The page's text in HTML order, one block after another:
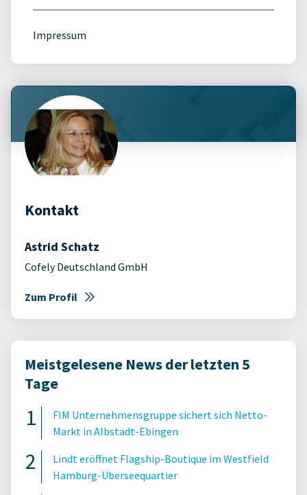
Impressum
Kontakt
Astrid Schatz
Cofely Deutschland GmbH
Zum Profil
Meistgelesene News der letzten 5
Tage
FIM Unternehmensgruppe sichert sich Netto-
Markt in Albstadt-Ebingen
Lindt eröffnet Flagship-Boutique im Westfield
Hamburg-Überseequartier